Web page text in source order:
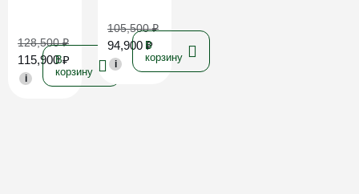
128,500₽
115,900₽
i
В
корзину
105,500₽
94,900 ₽
i
В
корзину